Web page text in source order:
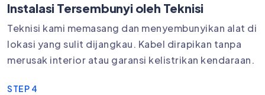
Instalasi Tersembunyi oleh Teknisi
Teknisi kami memasang dan menyembunyikan alat di
lokasi yang sulit dijangkau. Kabel dirapikan tanpa
merusak interior atau garansi kelistrikan kendaraan.
STEP 4